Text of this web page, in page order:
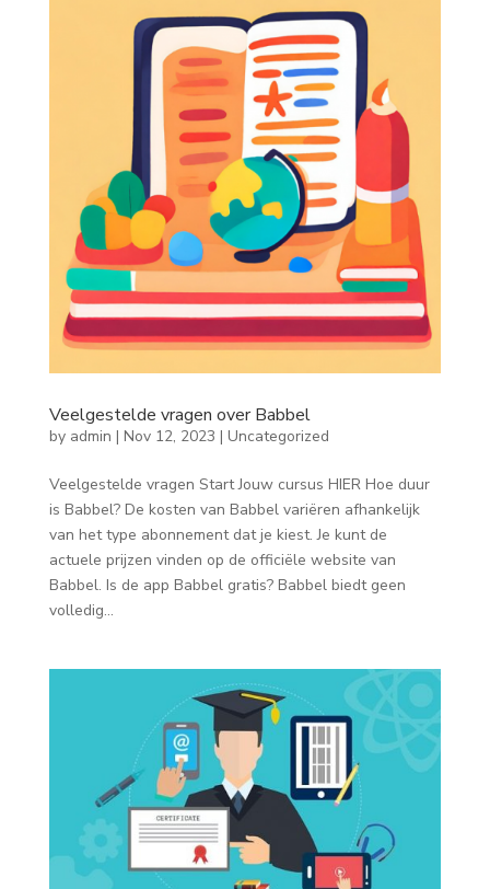
Veelgestelde vragen over Babbel
by admin | Nov 12, 2023 | Uncategorized
Veelgestelde vragen Start Jouw cursus HIER Hoe duur
is Babbel? De kosten van Babbel variëren afhankelijk
van het type abonnement dat je kiest. Je kunt de
actuele prijzen vinden op de officiële website van
Babbel. Is de app Babbel gratis? Babbel biedt geen
volledig...